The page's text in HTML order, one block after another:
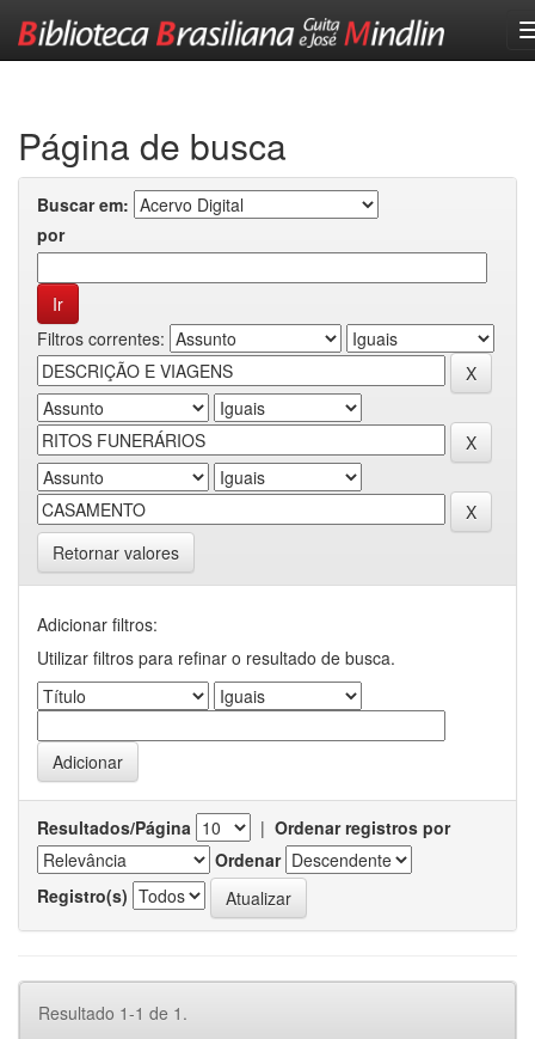
Página de busca
Buscar em:
por
Filtros correntes:
Retornar valores
Adicionar filtros:
Utilizar filtros para refinar o resultado de busca.
Resultados/Página | Ordenar registros por
Ordenar
Registro(s)
Resultado 1-1 de 1.